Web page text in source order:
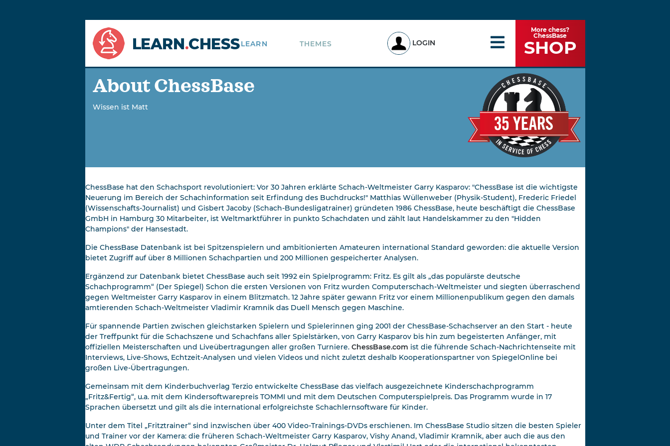
LEARN.CHESS LEARN THEMES LOGIN
More chess?
ChessBase
SHOP
About ChessBase
Wissen ist Matt
ChessBase hat den Schachsport revolutioniert: Vor 30 Jahren erklärte Schach-Weltmeister Garry Kasparov: "ChessBase ist die wichtigste
Neuerung im Bereich der Schachinformation seit Erfindung des Buchdrucks!" Matthias Wüllenweber (Physik-Student), Frederic Friedel
(Wissenschafts-Journalist) und Gisbert Jacoby (Schach-Bundesligatrainer) gründeten 1986 ChessBase, heute beschäftigt die ChessBase
GmbH in Hamburg 30 Mitarbeiter, ist Weltmarktführer in punkto Schachdaten und zählt laut Handelskammer zu den "Hidden
Champions" der Hansestadt.
Die ChessBase Datenbank ist bei Spitzenspielern und ambitionierten Amateuren international Standard geworden: die aktuelle Version
bietet Zugriff auf über 8 Millionen Schachpartien und 200 Millionen gespeicherter Analysen.
Ergänzend zur Datenbank bietet ChessBase auch seit 1992 ein Spielprogramm: Fritz. Es gilt als „das populärste deutsche
Schachprogramm“ (Der Spiegel) Schon die ersten Versionen von Fritz wurden Computerschach-Weltmeister und siegten überraschend
gegen Weltmeister Garry Kasparov in einem Blitzmatch. 12 Jahre später gewann Fritz vor einem Millionenpublikum gegen den damals
amtierenden Schach-Weltmeister Vladimir Kramnik das Duell Mensch gegen Maschine.
Für spannende Partien zwischen gleichstarken Spielern und Spielerinnen ging 2001 der ChessBase-Schachserver an den Start - heute
der Treffpunkt für die Schachszene und Schachfans aller Spielstärken, von Garry Kasparov bis hin zum begeisterten Anfänger, mit
offiziellen Meisterschaften und Liveübertragungen aller großen Turniere. ChessBase.com ist die führende Schach-Nachrichtenseite mit
Interviews, Live-Shows, Echtzeit-Analysen und vielen Videos und nicht zuletzt deshalb Kooperationspartner von SpiegelOnline bei
großen Live-Übertragungen.
Gemeinsam mit dem Kinderbuchverlag Terzio entwickelte ChessBase das vielfach ausgezeichnete Kinderschachprogramm
„Fritz&Fertig“, u.a. mit dem Kindersoftwarepreis TOMMI und mit dem Deutschen Computerspielpreis. Das Programm wurde in 17
Sprachen übersetzt und gilt als die international erfolgreichste Schachlernsoftware für Kinder.
Unter dem Titel „Fritztrainer“ sind inzwischen über 400 Video-Trainings-DVDs erschienen. Im ChessBase Studio sitzen die besten Spieler
und Trainer vor der Kamera: die früheren Schach-Weltmeister Garry Kasparov, Vishy Anand, Vladimir Kramnik, aber auch die aus den